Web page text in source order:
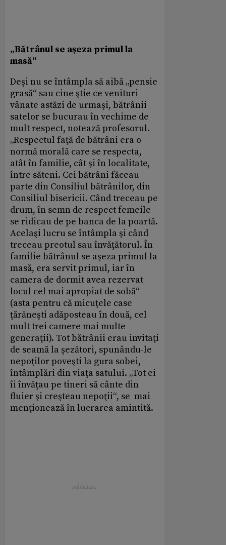
„Bătrânul se aşeza primul la
masă“
Deşi nu se întâmpla să aibă „pensie
grasă“ sau cine ştie ce venituri
vânate astăzi de urmaşi, bătrânii
satelor se bucurau în vechime de
mult respect, notează profesorul.
„Respectul faţă de bătrâni era o
normă morală care se respecta,
atât în familie, cât şi în localitate,
între săteni. Cei bătrâni făceau
parte din Consiliul bătrânilor, din
Consiliul bisericii. Când treceau pe
drum, în semn de respect femeile
se ridicau de pe banca de la poartă.
Acelaşi lucru se întâmpla şi când
treceau preotul sau învăţătorul. În
familie bătrânul se aşeza primul la
masă, era servit primul, iar în
camera de dormit avea rezervat
locul cel mai apropiat de sobă“
(asta pentru că micuţele case
ţărăneşti adăposteau în două, cel
mult trei camere mai multe
generaţii). Tot bătrânii erau invitaţi
de seamă la şezători, spunându-le
nepoţilor poveşti la gura sobei,
întâmplări din viaţa satului. „Tot ei
îi învăţau pe tineri să cânte din
fluier şi creşteau nepoţii“, se mai
menţionează în lucrarea amintită.